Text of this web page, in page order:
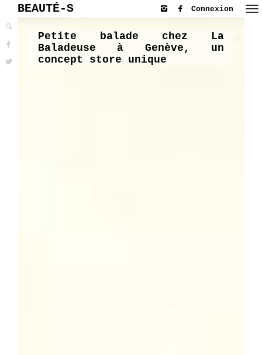
BEAUTÉ-S Connexion
Petite balade chez La
Baladeuse à Genève, un
concept store unique